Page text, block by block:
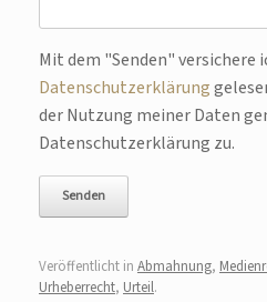
Bitte lasse dieses Feld leer.
Mit dem "Senden" versichere
Datenschutzerklärung
der Nutzung meiner Daten
Datenschutzerklärung zu.
Veröffentlicht in Abmahnung,
Urheberrecht, Urteil.